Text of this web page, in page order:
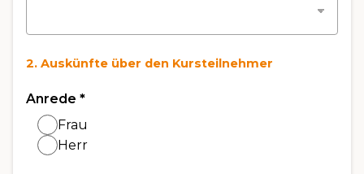
2. Auskünfte über den Kursteilnehmer
Anrede *
Frau
Herr